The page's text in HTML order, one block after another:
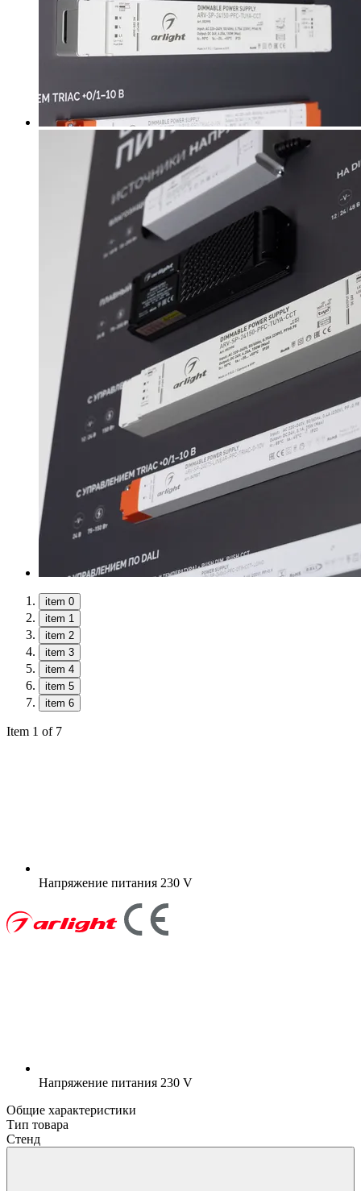
item 0
item 1
item 2
item 3
item 4
item 5
item 6
Item 1 of 7
Напряжение питания 230 V
Напряжение питания 230 V
Общие характеристики
Тип товара
Стенд